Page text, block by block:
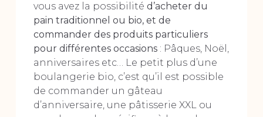
vous avez la possibilité d’acheter du
pain traditionnel ou bio, et de
commander des produits particuliers
pour différentes occasions : Pâques, Noël,
anniversaires etc… Le petit plus d’une
boulangerie bio, c’est qu’il est possible
de commander un gâteau
d’anniversaire, une pâtisserie XXL ou